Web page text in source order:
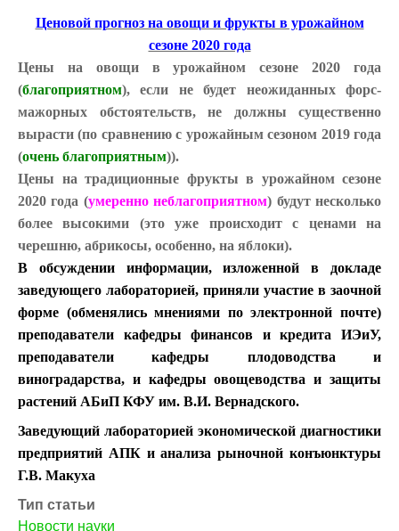
Ценовой прогноз на овощи и фрукты в урожайном
сезоне 2020 года
Цены на овощи в урожайном сезоне 2020 года
(благоприятном), если не будет неожиданных форс-
мажорных обстоятельств, не должны существенно
вырасти (по сравнению с урожайным сезоном 2019 года
(очень благоприятным)).
Цены на традиционные фрукты в урожайном сезоне
2020 года (умеренно неблагоприятном) будут несколько
более высокими (это уже происходит с ценами на
черешню, абрикосы, особенно, на яблоки).
В обсуждении информации, изложенной в докладе
заведующего лабораторией, приняли участие в заочной
форме (обменялись мнениями по электронной почте)
преподаватели кафедры финансов и кредита ИЭиУ,
преподаватели кафедры плодоводства и
виноградарства, и кафедры овощеводства и защиты
растений АБиП КФУ им. В.И. Вернадского.
Заведующий лабораторией экономической диагностики
предприятий АПК и анализа рыночной конъюнктуры
Г.В. Макуха
Тип статьи
Новости науки